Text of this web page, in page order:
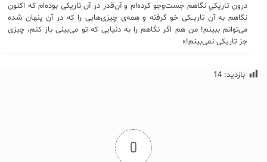
درون تاریکیِ نگاهم جست‌وجو کرده‌ام و آن‌قدر در آن تاریکی بوده‌ام که اکنون
نگاهم به آن تاریــکی خو گرفته و همه‌ی چیزی‌هایی را که در آن پنهان شده
می‌‌توانم ببینم! من هم اگر نگاهم را به دنیایی که تو می‌بینی باز کنم، چیزی
جز تاریکی نمی‌بینم!»
بازدید: 14
0